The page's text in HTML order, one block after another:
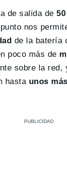
de salida de
nos
de la batería
poco más de
sobre la red,
hasta unos